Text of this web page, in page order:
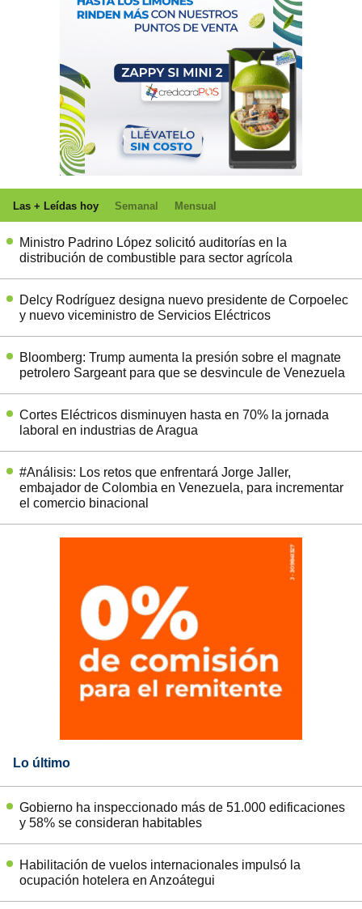
Las + Leídas hoy Semanal Mensual
Ministro Padrino López solicitó auditorías en la
distribución de combustible para sector agrícola
Delcy Rodríguez designa nuevo presidente de Corpoelec
y nuevo viceministro de Servicios Eléctricos
Bloomberg: Trump aumenta la presión sobre el magnate
petrolero Sargeant para que se desvincule de Venezuela
Cortes Eléctricos disminuyen hasta en 70% la jornada
laboral en industrias de Aragua
#Análisis: Los retos que enfrentará Jorge Jaller,
embajador de Colombia en Venezuela, para incrementar
el comercio binacional
Lo último
Gobierno ha inspeccionado más de 51.000 edificaciones
y 58% se consideran habitables
Habilitación de vuelos internacionales impulsó la
ocupación hotelera en Anzoátegui